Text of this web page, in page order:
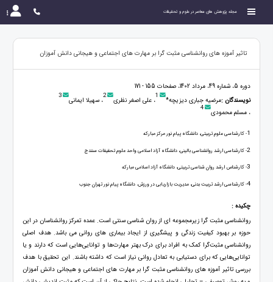
مجله پژوهش های معاصر در علوم و تحقیقات
تاثیر آموزه های روانشناسی مثبت گرا بر مهارت های اجتماعی و هیجانی دانش آموزان
دوره 5، شماره 49، مرداد 1402، صفحات 155 - 171
نویسندگان :مرضیه جباری دیزیچه* 1، علی اصغر نظری 2، سهیلا ایمانی 3
، مسلم محمودی 4
1- کارشناسی علوم تربیتی، دانشگاه پیام نور مرکز مبارکه
2- کارشناسی ارشد روانشناسی بالینی، دانشگاه آزاد اسلامی واحد علوم تحقیقات سنندج
3- کارشناس ارشد روان شناسی تربیتی، دانشگاه آزاد اسلامی مبارکه
4- کارشناسی ارشد تربیت بدنی، مدیریت بازاریابی در ورزش، دانشگاه پیام نور تهران جنوب
چکیده :
روانشناسی مثبت گرا زیرمجموعه ای از روان شناسی سنتی است. عمده تمرکز روانشناسان در این
حوزه بر بهبود کیفیت زندگی و پیشگیری از ایجاد بیماری های روانی می باشد. هدف اصلی
روانشناسی مثبت‌گرا کمک به افراد برای درک بهتر مهارت‌ها و توانایی‌هایی است که دارند و یا
توانایی‌هایی که برای دستیابی به تعادل روانی نیاز است که داشته‌ باشند. این تحقیق با هدف
بررسی تاثیر آموزه های روانشناسی مثبت گرا بر مهارت های اجتماعی و هیجانی دانش آموزان